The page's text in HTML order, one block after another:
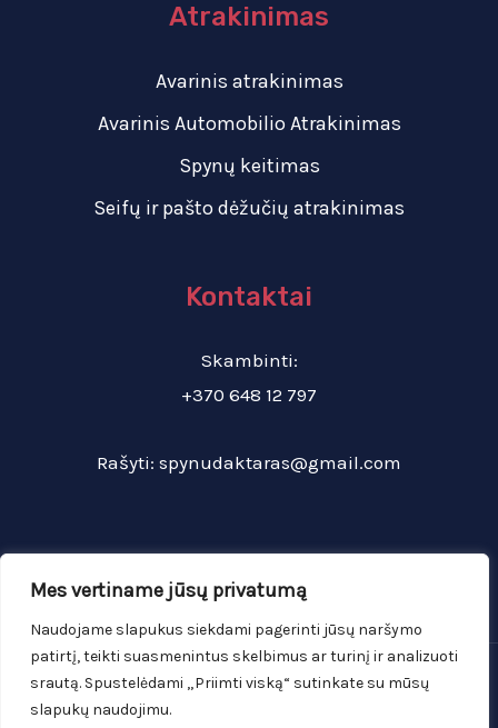
Mes vertiname jūsų privatumą
Naudojame slapukus siekdami pagerinti jūsų naršymo
patirtį, teikti suasmenintus skelbimus ar turinį ir analizuoti
srautą. Spustelėdami „Priimti viską“ sutinkate su mūsų
slapukų naudojimu.
Atrakinimas
Avarinis atrakinimas
Avarinis Automobilio Atrakinimas
Spynų keitimas
Seifų ir pašto dėžučių atrakinimas
Kontaktai
Skambinti:
+370 648 12 797
Rašyti: spynudaktaras@gmail.com
Copyright © 2026 Avarinis spynų atrakinimas | Avarinis
duru atidarymas Vilniuje